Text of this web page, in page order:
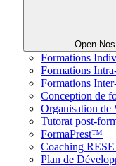
Open
Formations
Formations
Formations
Conception de
Organisation de
Tutorat post-
FormaPrest™
Coaching
Plan de